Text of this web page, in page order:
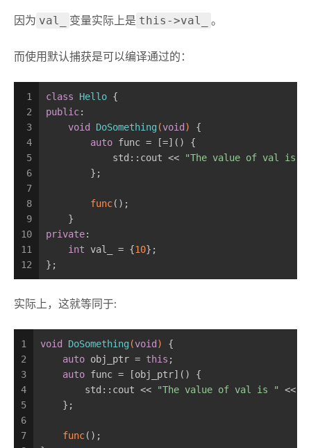
因为 val_ 变量实际上是 this->val_ 。
而使用默认捕获是可以编译通过的：
1
2
3
4
5
6
7
8
9
10
11
12
class Hello {
public:
void
DoSomething (void )
{
auto func = [=]() {
            std::cout <<
"The value of val is "
        };
func();
    }
private:
int val_ = {10};
};
实际上，这就等同于:
1
2
3
4
5
6
7
void DoSomething (void )
{
auto obj_ptr = this ;
auto func = [obj_ptr]() {
        std::cout <<
"The value of val is "
<<
    };
func();